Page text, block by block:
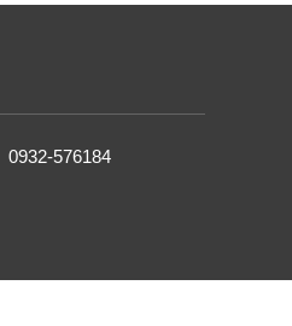
0932-576184